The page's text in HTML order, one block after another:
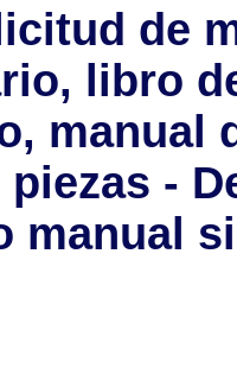
de
libro
manual
piezas -
manual